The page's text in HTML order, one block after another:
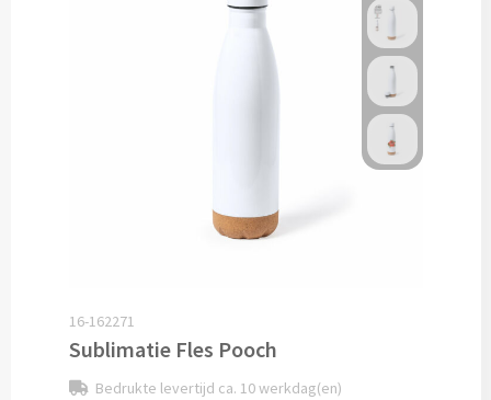
Pepernoten & Strooigoed
Schrijfwaren & Kantoorartikelen
16-162271
Sublimatie Fles Pooch
Bedrukte levertijd ca. 10 werkdag(en)